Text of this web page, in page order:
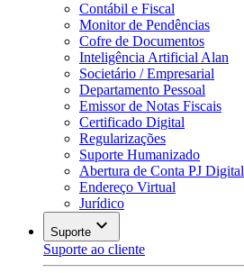
Contábil e Fiscal
Monitor de Pendências
Cofre de Documentos
Inteligência Artificial Alan
Societário / Empresarial
Departamento Pessoal
Emissor de Notas Fiscais
Certificado Digital
Regularizações
Suporte Humanizado
Abertura de Conta PJ Digital
Endereço Virtual
Jurídico
Suporte
Suporte ao cliente